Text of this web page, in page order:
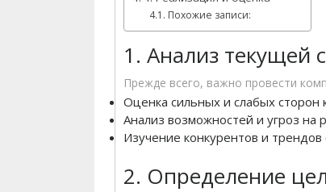
Похожие записи:
1. Анализ текущей
Прежде всего, важно провести
Оценка сильных и слабых сторон
Анализ возможностей и угроз на
Изучение конкурентов и трендов
2. Определение